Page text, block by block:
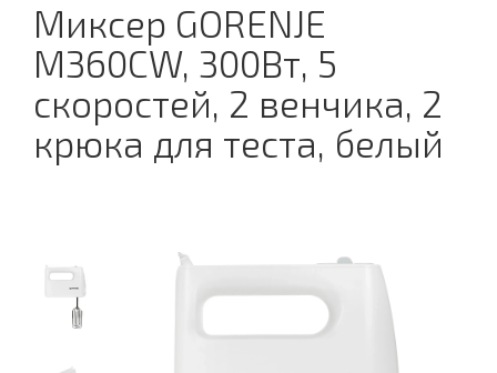
Миксер GORENJE
M360CW, 300Вт, 5
скоростей, 2 венчика, 2
крюка для теста, белый